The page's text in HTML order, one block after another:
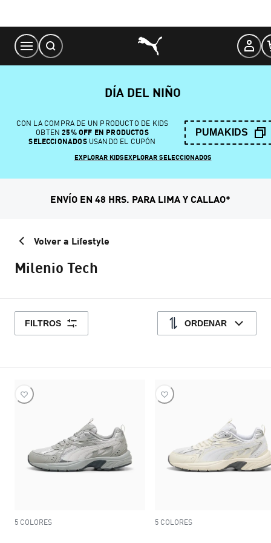
Content
DÍA DEL NIÑO
CON LA COMPRA DE UN PRODUCTO DE KIDS
OBTEN 25% OFF EN PRODUCTOS
SELECCIONADOSUSANDO EL CUPÓN
PUMAKIDS
EXPLORAR KIDSEXPLORAR SELECCIONADOS
ENVÍO EN 48 HRS. PARA LIMA Y CALLAO*
Volver a Lifestyle
Milenio Tech
FILTROS ORDENAR
5 COLORES 5 COLORES